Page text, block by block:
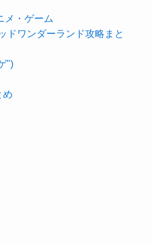
メ・ゲーム
ドワンダーランド攻略まと
")
め